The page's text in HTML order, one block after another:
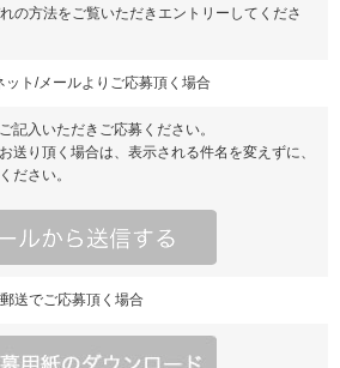
の方法をご覧いただきエントリーしてくださ
ット/メールよりご応募頂く場合
記入いただきご応募ください。
送り頂く場合は、表示される件名を変えずに、
ださい。
郵送でご応募頂く場合